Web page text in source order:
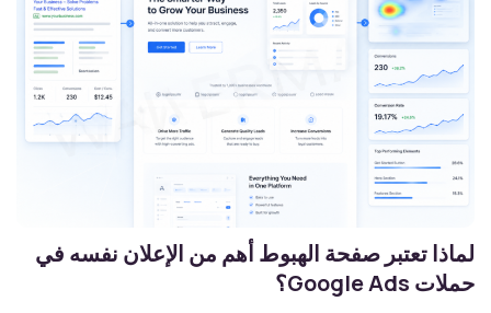
لماذا تعتبر صفحة الهبوط أهم من الإعلان نفسه في
حملات Google Ads؟